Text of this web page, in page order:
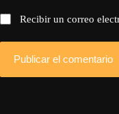
Recibir un correo
Publicar el comentario